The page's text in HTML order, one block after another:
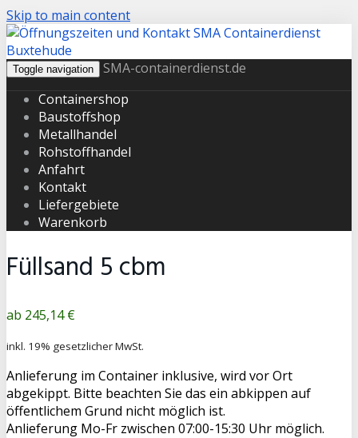
Skip to main content
Toggle navigation
SMA-containerdienst.de
Containershop
Baustoffshop
Metallhandel
Rohstoffhandel
Anfahrt
Kontakt
Liefergebiete
Warenkorb
Füllsand 5 cbm
Produktpreis
245,14 €
inkl. 19% gesetzlicher MwSt.
Anlieferung im Container inklusive, wird vor Ort
abgekippt. Bitte beachten Sie das ein abkippen auf
öffentlichem Grund nicht möglich ist.
Anlieferung Mo-Fr zwischen 07:00-15:30 Uhr möglich.